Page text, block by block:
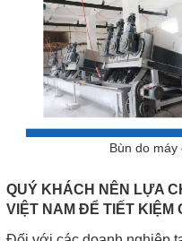
Bùn do
QUÝ KHÁCH NÊN LỰA
VIỆT NAM ĐỂ TIẾT KIỆM